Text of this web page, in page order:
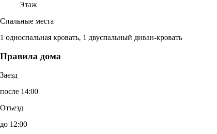
Этаж
Спальные места
1 односпальная кровать, 1 двуспальный диван-кровать
Правила дома
Заезд
после 14:00
Отъезд
до 12:00